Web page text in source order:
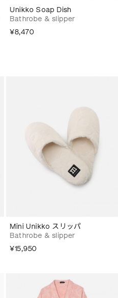
Unikko Soap Dish
Bathrobe & slipper
¥8,470
Mini Unikko スリッパ
Bathrobe & slipper
¥15,950